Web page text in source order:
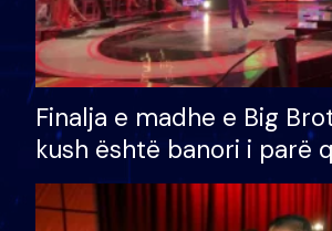
Finalja e madhe e Big
kush është banori i parë
shtëpinë dhe humb
të fituar çmimin e madh